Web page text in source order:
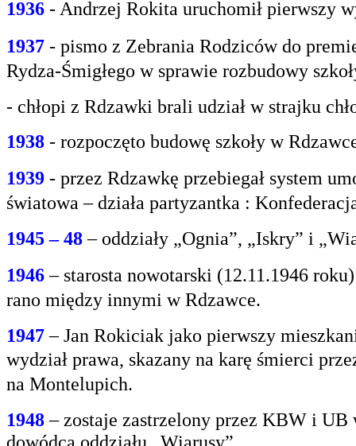
1936 - Andrzej Rokita uruchomił pierwszy
1937 - pismo z Zebrania Rodziców do
Rydza-Śmigłego w sprawie rozbudowy
- chłopi z Rdzawki brali udział w strajku
1938 - rozpoczęto budowę szkoły w
1939 - przez Rdzawkę przebiegał system
światowa – działa partyzantka :
1945 – 48– oddziały „Ognia”, „Iskry” i
1946– starosta nowotarski (12.11.1946
rano między innymi w Rdzawce.
1947 – Jan Rokiciak jako pierwszy
wydział prawa, skazany na karę śmierci
na Montelupich.
1948– zostaje zastrzelony przez KBW i